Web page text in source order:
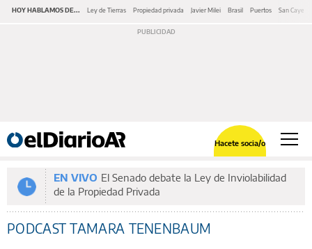
HOY HABLAMOS DE... Ley de Tierras Propiedad privada Javier Milei Brasil Puertos San
Hacete socia/o
EN VIVO El Senado debate la Ley de Inviolabilidad
de la Propiedad Privada
PODCAST TAMARA TENENBAUM